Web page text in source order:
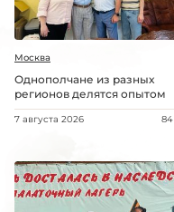
Москва
Однополчане из разных
регионов делятся опытом
7 августа 2026 84